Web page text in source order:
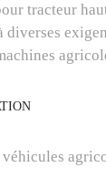
tracteur
diverses